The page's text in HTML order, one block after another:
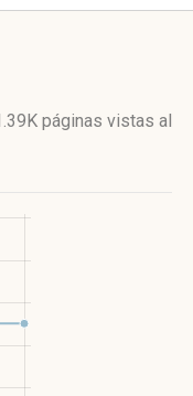
páginas vistas al